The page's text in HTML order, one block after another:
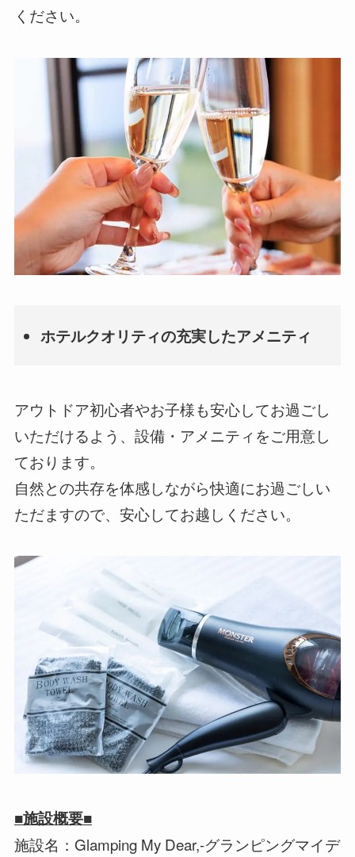
ください。
ホテルクオリティの充実したアメニティ
アウトドア初心者やお子様も安心してお過ごし
いただけるよう、設備・アメニティをご用意し
ております。
自然との共存を体感しながら快適にお過ごしい
ただますので、安心してお越しください。
■施設概要■
施設名：Glamping My Dear,-グランピングマイデ